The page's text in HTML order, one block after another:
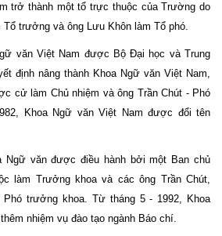
trở thành một tổ trực thuộc của Trường do
trưởng và ông Lưu Khôn làm Tổ phó.
văn Việt Nam được Bộ Đại học và Trung
định nâng thành Khoa Ngữ văn Việt Nam,
cử làm Chủ nhiệm và ông Trần Chút - Phó
Khoa Ngữ văn Việt Nam được đổi tên
Ngữ văn được điều hành bởi một Ban chủ
làm Trưởng khoa và các ông Trần Chút,
Phó trưởng khoa. Từ tháng 5 - 1992, Khoa
nhiệm vụ đào tạo ngành Báo chí.